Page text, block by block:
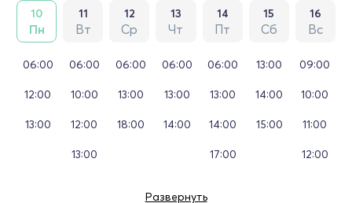
10
Пн
11
Вт
12
Ср
13
Чт
14
Пт
15
Сб
16
Вс
06:00
12:00
13:00
06:00
10:00
12:00
13:00
06:00
13:00
18:00
06:00
13:00
14:00
06:00
13:00
14:00
17:00
13:00
14:00
15:00
09:00
10:00
11:00
12:00
Развернуть